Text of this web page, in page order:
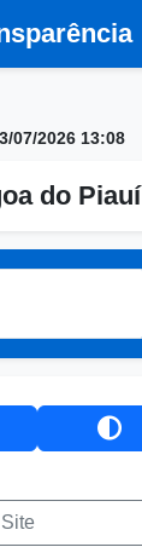
07/2026 13:08
do Piauí